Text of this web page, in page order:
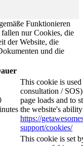
Funktionieren
nur Cookies, die
der Website, die
und die
This cookie is
consultation /
page loads and to
the website's
https://
support/cookies/
This cookie is set